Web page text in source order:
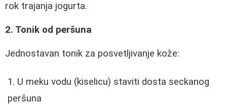
rok trajanja jogurta.
2. Tonik od peršuna
Jednostavan tonik za posvetljivanje kože:
U meku vodu (kiselicu) staviti dosta seckanog
peršuna